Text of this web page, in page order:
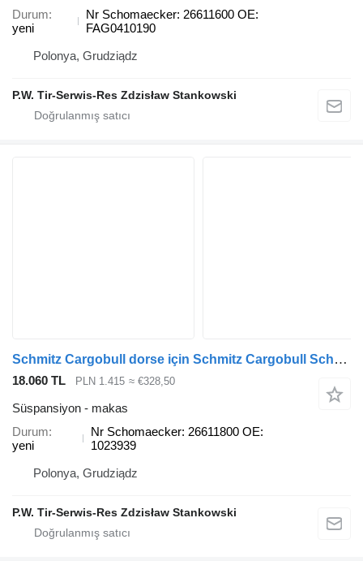
Durum
yeni
Nr Schomaecker: 26611600 OE:
FAG0410190
Polonya, Grudziądz
P.W. Tir-Serwis-Res Zdzisław Stankowski
Schmitz Cargobull dorse için Schmitz Cargobull Schomäcker 266118, O.E. 1023939 Nr makas
18.060 TL PLN 1.415 ≈ €328,50
Süspansiyon - makas
Durum
yeni
Nr Schomaecker: 26611800 OE:
1023939
Polonya, Grudziądz
P.W. Tir-Serwis-Res Zdzisław Stankowski